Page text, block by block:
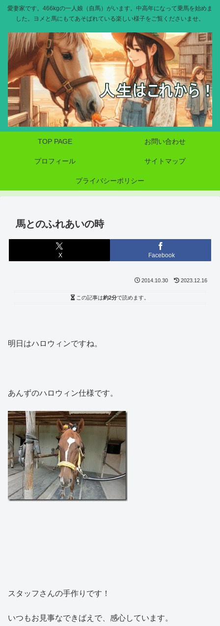
愛妻家です。466kgの一人娘（自馬）がいます。中高年になって乗馬を始めま
した。ヨメと馬にもてあそばれている楽しい様子をご覧くださいませ。
TOP PAGE お問い合わせ
プロフィール サイトマップ
プライバシーポリシー
馬とのふれあいの時
X Facebook
2014.10.30 2023.12.16
この記事は約2分で読めます。
明日はハロウィンですね。
あんずのハロウィン仕様です。
スタッフさんの手作りです！
いつもお見事なできばえで、感心しています。